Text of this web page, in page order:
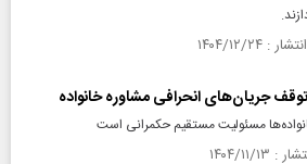
جریان‌های انحرافی مشاوره خانواده
مسئولیت مستقیم حکمرانی است